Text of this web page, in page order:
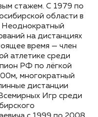
стажем. С 1979 по
области в
на дистанциях
время — член
атлетике среди
РФ по лёгкой
многократный
дистанции
Игр среди